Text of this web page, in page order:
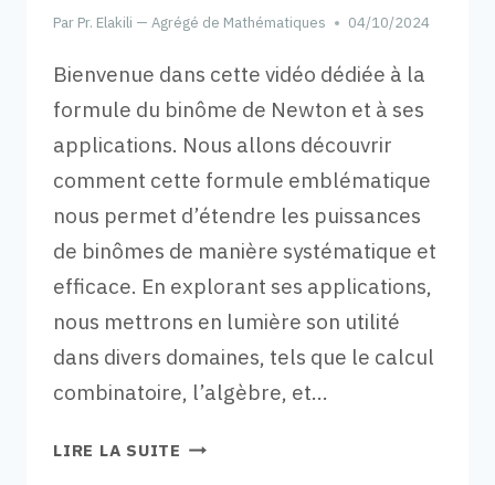
Par Pr. Elakili — Agrégé de Mathématiques 04/10/2024
Bienvenue dans cette vidéo dédiée à la
formule du binôme de Newton et à ses
applications. Nous allons découvrir
comment cette formule emblématique
nous permet d’étendre les puissances
de binômes de manière systématique et
efficace. En explorant ses applications,
nous mettrons en lumière son utilité
dans divers domaines, tels que le calcul
combinatoire, l’algèbre, et…
LIRE LA SUITE VIDÉO